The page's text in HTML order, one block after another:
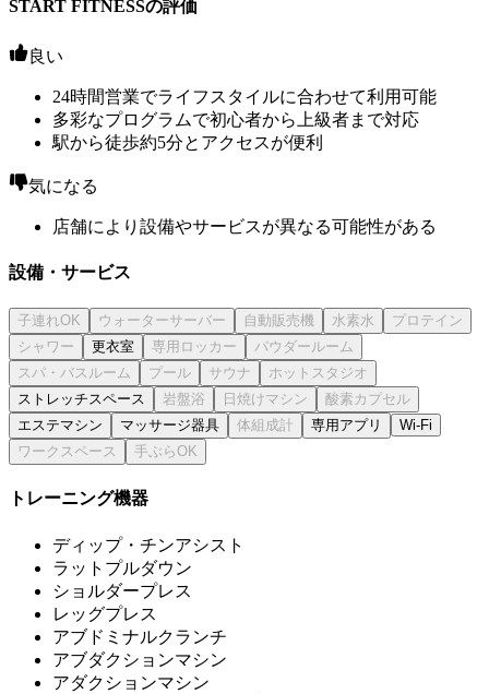
START FITNESSの評価
良い
24時間営業でライフスタイルに合わせて利用可能
多彩なプログラムで初心者から上級者まで対応
駅から徒歩約5分とアクセスが便利
気になる
店舗により設備やサービスが異なる可能性がある
設備・サービス
更衣室
ストレッチスペース
エステマシン
マッサージ器具 専用アプリ Wi-Fi
トレーニング機器
ディップ・チンアシスト
ラットプルダウン
ショルダープレス
レッグプレス
アブドミナルクランチ
アブダクションマシン
アダクションマシン